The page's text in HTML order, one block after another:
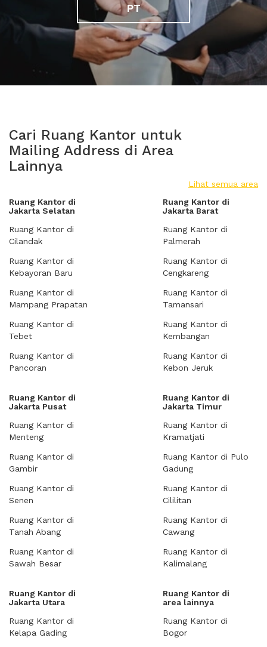
PT
Cari Ruang Kantor untuk
Mailing Address di Area
Lainnya
Lihat semua area
Ruang Kantor di
Jakarta Selatan
Ruang Kantor di
Cilandak
Ruang Kantor di
Kebayoran Baru
Ruang Kantor di
Mampang Prapatan
Ruang Kantor di
Tebet
Ruang Kantor di
Pancoran
Ruang Kantor di
Jakarta Barat
Ruang Kantor di
Palmerah
Ruang Kantor di
Cengkareng
Ruang Kantor di
Tamansari
Ruang Kantor di
Kembangan
Ruang Kantor di
Kebon Jeruk
Ruang Kantor di
Jakarta Pusat
Ruang Kantor di
Menteng
Ruang Kantor di
Gambir
Ruang Kantor di
Senen
Ruang Kantor di
Tanah Abang
Ruang Kantor di
Sawah Besar
Ruang Kantor di
Jakarta Timur
Ruang Kantor di
Kramatjati
Ruang Kantor di Pulo
Gadung
Ruang Kantor di
Cililitan
Ruang Kantor di
Cawang
Ruang Kantor di
Kalimalang
Ruang Kantor di
Jakarta Utara
Ruang Kantor di
Kelapa Gading
Ruang Kantor di
area lainnya
Ruang Kantor di
Bogor